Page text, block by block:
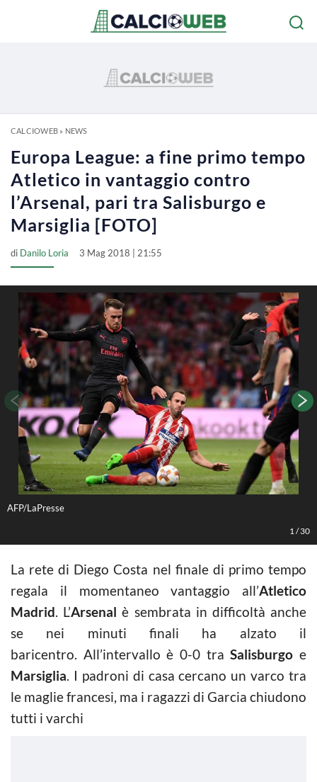
CALCIOWEB» NEWS
Europa League: a fine primo tempo
Atletico in vantaggio contro
l’Arsenal, pari tra Salisburgo e
Marsiglia [FOTO]
di Danilo Loria 3 Mag 2018 | 21:55
AFP/LaPresse
1 /30
La rete di Diego Costa nel finale di primo tempo
regala il momentaneo vantaggio all’Atletico
Madrid. L’Arsenal è sembrata in difficoltà anche
se nei minuti finali ha alzato il
baricentro. All’intervallo è 0-0 traSalisburgo e
Marsiglia. I padroni di casa cercano un varco tra
le maglie francesi, ma i ragazzi di Garcia chiudono
tutti i varchi